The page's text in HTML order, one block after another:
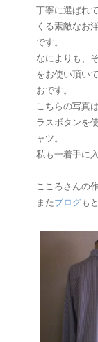
丁寧に選ばれ
くる素敵なお
です。
なによりも、
をお使い頂い
おです。
こちらの写真
ラスボタンを
ャツ。
私も一着手に
こころさんの
またブログも